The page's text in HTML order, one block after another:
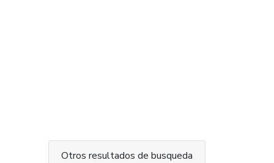
Otros resultados de busqueda